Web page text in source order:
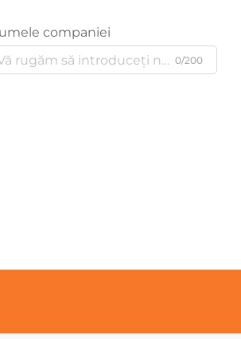
companiei
0/200